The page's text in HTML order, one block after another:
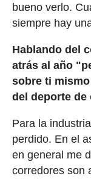
bueno verlo.
siempre hay
Hablando del
atrás al año
sobre ti
del deporte
Para la
perdido. En el
en general me
corredores son